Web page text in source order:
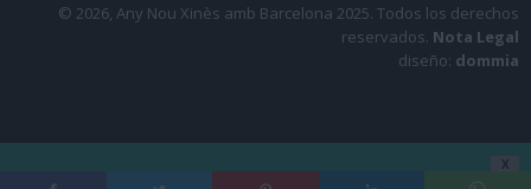
© 2026, Any Nou Xinès amb Barcelona 2025. Todos los derechos
reservados. Nota Legal
diseño: dommia
X